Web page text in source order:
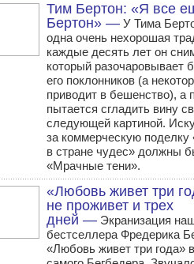
Тим Бертон: «Я все
Бертон» — У Тима
одна очень нехорошая
каждые десять лет он
который разочаровывает
его поклонников (а
приводит в бешенство), а
пытается сгладить вину
следующей картиной.
за коммерческую поделку
в стране чудес» должны
«Мрачные тени».
«Любовь живет три
не проживет и трех
дней — Экранизация
бестселлера Фредерика
«Любовь живет три года»